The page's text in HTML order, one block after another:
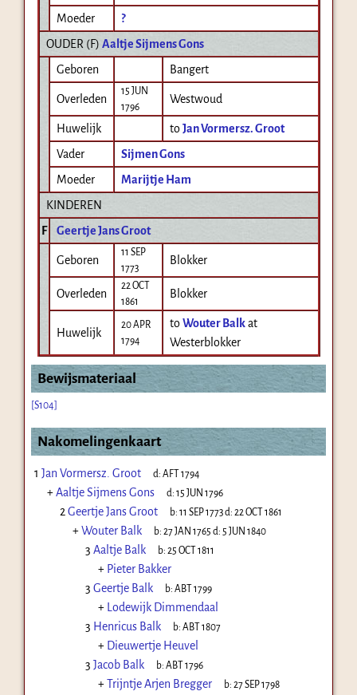
Moeder
?
OUDER (F) Aaltje Sijmens Gons
Geboren
Bangert
Overleden
15 JUN
1796
Westwoud
Huwelijk toJan Vormersz. Groot
Vader
Sijmen Gons
Moeder
Marijtje Ham
KINDEREN
F
Geertje Jans Groot
Geboren
11 SEP
1773
Blokker
Overleden
22 OCT
1861
Blokker
Huwelijk
20 APR
1794
toWouter Balk at
Westerblokker
Bewijsmateriaal
[S104]
Nakomelingenkaart
1 Jan Vormersz. Groot d:AFT 1794
+Aaltje Sijmens Gons d:15 JUN 1796
2 Geertje Jans Groot b:11 SEP 1773d:22 OCT 1861
+Wouter Balk b:27 JAN 1765 d: 5 JUN 1840
3 Aaltje Balk b:25 OCT 1811
+ Pieter Bakker
3 Geertje Balk b:ABT 1799
+ Lodewijk Dimmendaal
3 Henricus Balk b:ABT 1807
+ Dieuwertje Heuvel
3 Jacob Balk b:ABT 1796
+Trijntje Arjen Bregger b:27 SEP 1798